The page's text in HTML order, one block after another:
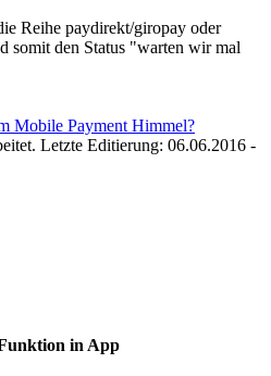
Reihe paydirekt/giropay oder
somit den Status "warten wir mal
Mobile Payment Himmel?
Letzte Editierung: 06.06.2016 -
in App